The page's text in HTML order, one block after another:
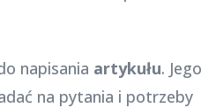
napisania artykułu. Jego
na pytania i potrzeby